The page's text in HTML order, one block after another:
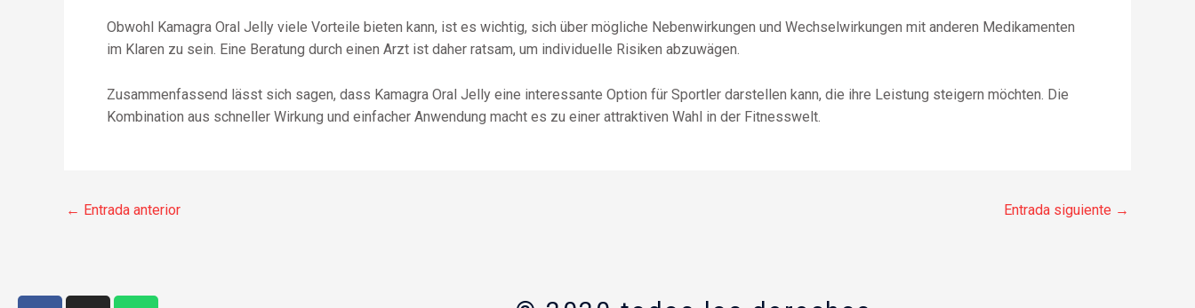
Obwohl Kamagra Oral Jelly viele Vorteile bieten kann, ist es wichtig, sich über mögliche Nebenwirkungen und Wechselwirkungen mit anderen Medikamenten
im Klaren zu sein. Eine Beratung durch einen Arzt ist daher ratsam, um individuelle Risiken abzuwägen.
Zusammenfassend lässt sich sagen, dass Kamagra Oral Jelly eine interessante Option für Sportler darstellen kann, die ihre Leistung steigern möchten. Die
Kombination aus schneller Wirkung und einfacher Anwendung macht es zu einer attraktiven Wahl in der Fitnesswelt.
← Entrada anterior Entrada siguiente →